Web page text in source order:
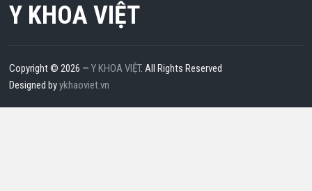
Y KHOA VIỆT
Copyright © 2026 —Y KHOA VIỆT. All Rights Reserved
Designed byykhaoviet.vn